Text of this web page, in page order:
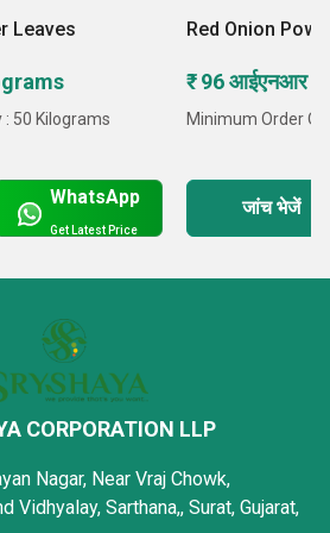
हैं। इसके अलावा, हमारे उत्पादों के
उच्च गुणवत्ता वाली पैकिंग सामग्री का
हमारी टीम के कुछ प्रमुख सदस्य हैं:
Leaves
50 Kilograms
WhatsApp
Get Latest Price
Red Onion
₹ 96 आईएनआर /
Minimum Order
जांच भेजें
CORPORATION LLP
Nagar, Near Vraj Chowk,
Vidhyalay, Sarthana,, Surat, Gujarat,